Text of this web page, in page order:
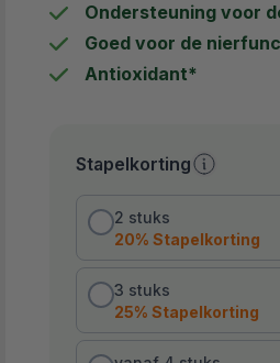
Ondersteuning voor
Goed voor de
Antioxidant*
Stapelkorting
2 stuks
2 stuks, 20% korting,
20% Stapelkorting
3 stuks
3 stuks, 25% korting,
25% Stapelkorting